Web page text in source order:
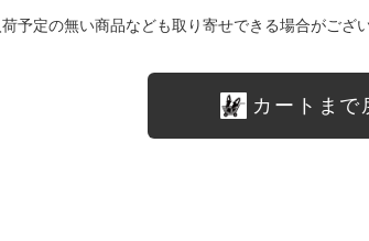
予定の無い商品なども取り寄せできる場合がござ
カートまで